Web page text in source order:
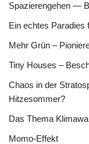
Spazierengehen —
Ein echtes Paradies
Mehr Grün –
Tiny Houses –
Chaos in der
Hitzesommer?
Das Thema
Momo-Effekt